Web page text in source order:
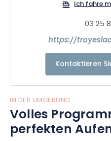
der höfischen Liebe und
poetischen Orten voller
Also... Lassen
Besuchen
Ich fahre
03 25
https://
Kontaktieren
IN DER UMGEBUNG
Volles
perfekten